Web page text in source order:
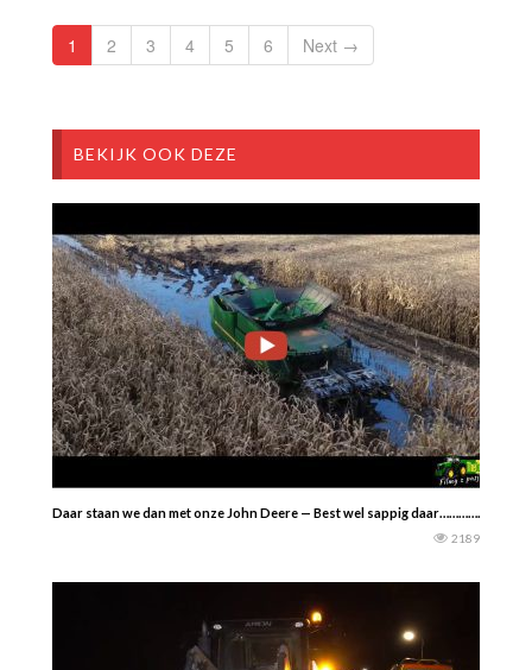
1 2 3 4 5 6 Next →
BEKIJK OOK DEZE
Daar staan we dan met onze John Deere — Best wel sappig daar………….
2189